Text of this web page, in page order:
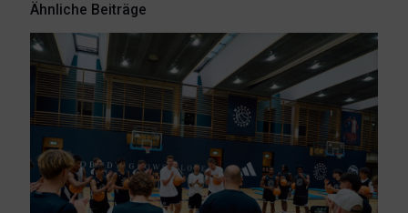
Ähnliche Beiträge